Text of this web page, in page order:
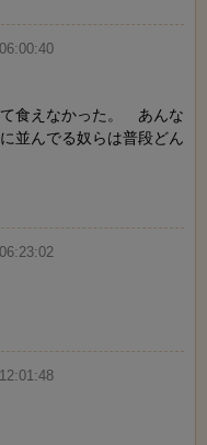
食えなかった。 あんな
並んでる奴らは普段どん